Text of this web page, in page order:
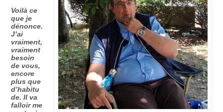
Voilà ce
que je
dénonce.
J’ai
vraiment,
vraiment
besoin
de vous,
encore
plus que
d’habitu
de. Il va
falloir me